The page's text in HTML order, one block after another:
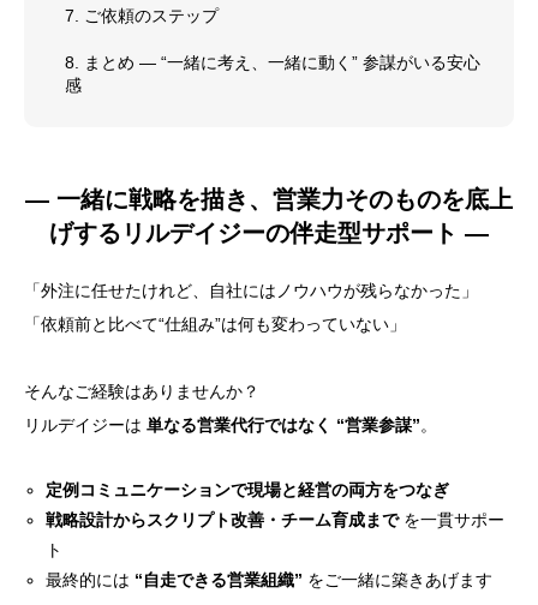
7. ご依頼のステップ
8. まとめ ― “一緒に考え、一緒に動く” 参謀がいる安心
感
― 一緒に戦略を描き、営業力そのものを底上
げするリルデイジーの伴走型サポート ―
「外注に任せたけれど、自社にはノウハウが残らなかった」
「依頼前と比べて“仕組み”は何も変わっていない」
そんなご経験はありませんか？
リルデイジーは 単なる営業代行ではなく “営業参謀”。
定例コミュニケーションで現場と経営の両方をつなぎ
戦略設計からスクリプト改善・チーム育成までを一貫サポー
ト
最終的には “自走できる営業組織” をご一緒に築きあげます